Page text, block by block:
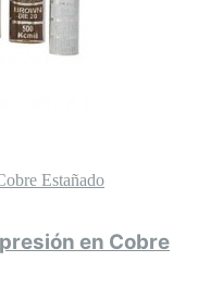
Estañado
en Cobre